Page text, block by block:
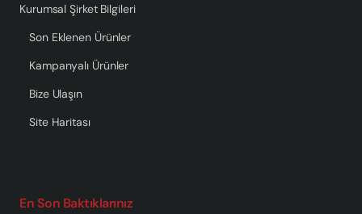
Kurumsal Şirket Bilgileri
Son Eklenen Ürünler
Kampanyalı Ürünler
Bize Ulaşın
Site Haritası
En Son Baktıklarınız